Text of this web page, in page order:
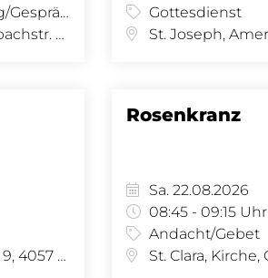
Beichte und Versöhnung/Gespräch
St. Joseph, Kirche, Amerbachstr. 9, 4057 Basel
Gottesdienst
St. Joseph, Amerbachstr. 9, 4057 Basel
Rosenkranz
Sa. 22.08.2026
08:45 - 09:15 Uhr
Andacht/Gebet